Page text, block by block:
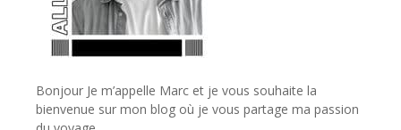
Bonjour Je m’appelle Marc et je vous souhaite la
bienvenue sur mon blog où je vous partage ma passion